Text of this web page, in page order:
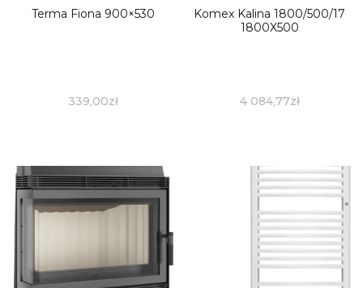
Terma Fiona 900×530
339,00zł
Komex Kalina 1800/500/17
1800X500
4 084,77zł